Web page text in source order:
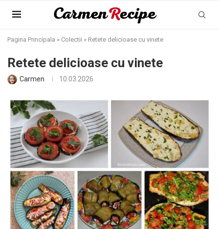
Pagina Principala » Colectii » Retete delicioase cu vinete
Retete delicioase cu vinete
Carmen 10.03.2026